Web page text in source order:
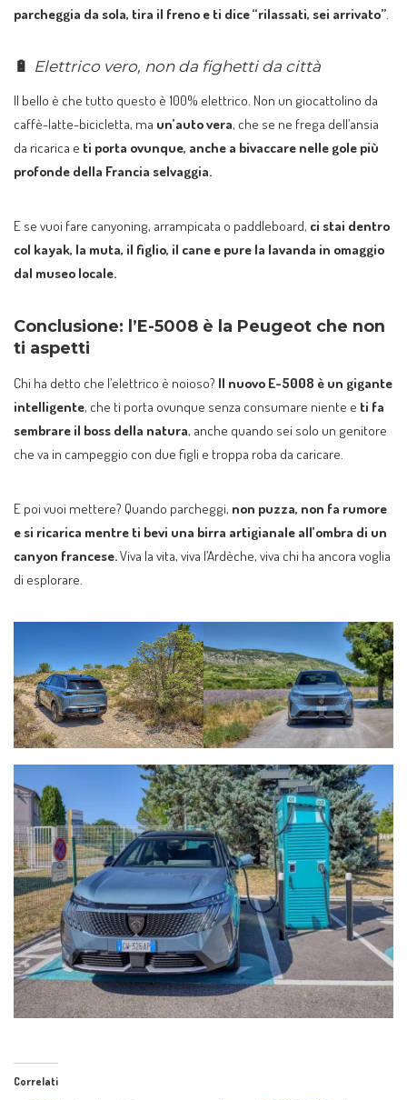
parcheggia da sola, tira il freno e ti dice “rilassati, sei arrivato”
🔋 Elettrico vero, non da fighetti da città
Il bello è che tutto questo è 100% elettrico. Non un giocattolino da
caffè-latte-bicicletta, ma un’auto vera, che se ne frega dell’ansia
da ricarica e ti porta ovunque, anche a bivaccare nelle gole più
profonde della Francia selvaggia.
E se vuoi fare canyoning, arrampicata o paddleboard, ci stai dentro
col kayak, la muta, il figlio, il cane e pure la lavanda in omaggio
dal museo locale.
Conclusione: l’E-5008 è la Peugeot che non
ti aspetti
Chi ha detto che l’elettrico è noioso? Il nuovo E-5008 è un gigante
intelligente, che ti porta ovunque senza consumare niente e ti fa
sembrare il boss della natura, anche quando sei solo un genitore
che va in campeggio con due figli e troppa roba da caricare.
E poi vuoi mettere? Quando parcheggi, non puzza, non fa rumore
e si ricarica mentre ti bevi una birra artigianale all’ombra di un
canyon francese.Viva la vita, viva l’Ardèche, viva chi ha ancora voglia
di esplorare.
Correlati